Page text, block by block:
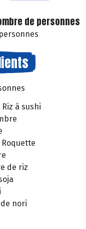
de personnes
à sushi
Roquette
de riz
nori